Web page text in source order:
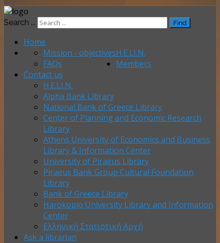
Search ... Find
Home
H.E.LI.N.
Mission - objectives
FAQs
Members
Contact us
H.E.LI.N.
Alpha Bank Library
National Bank of Greece Library
Center of Planning and Economic Research
Library
Athens University of Economics and Business
Library & Information Center
University of Piraeus Library
Piraeus Bank Group Cultural Foundation
Library
Bank of Greece Library
Harokopio University Library and Information
Center
Ελληνική Στατιστική Αρχή
Ask a librarian